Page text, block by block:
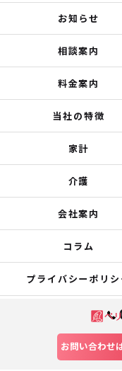
お問い合わせ
お知らせ
相談案内
料金案内
当社の特徴
家計
介護
会社案内
コラム
プライバシーポリシ
© 2026 神奈川県川崎のフ
フコンサ